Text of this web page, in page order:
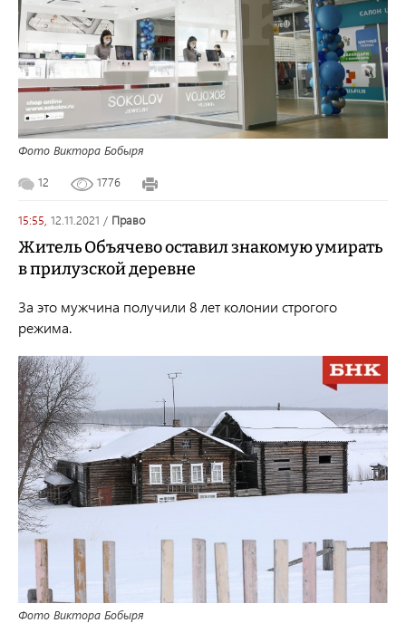
Фото Виктора Бобыря
12 1776
15:55, 12.11.2021 / право
Житель Объячево оставил знакомую умирать
в прилузской деревне
За это мужчина получили 8 лет колонии строгого
режима.
Фото Виктора Бобыря